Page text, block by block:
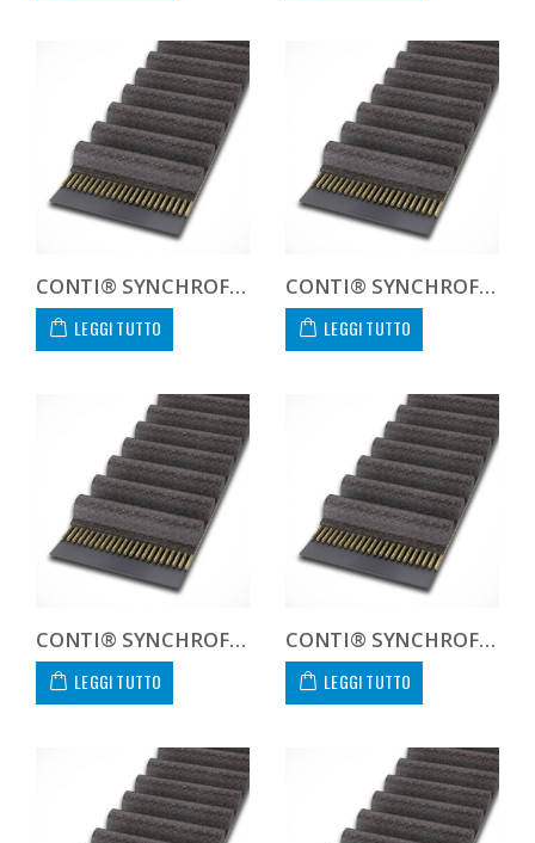
CONTI® SYNCHROFORCE CXA HTD141778115CXA
LEGGI TUTTO
CONTI® SYNCHROFORCE CXA HTD141778170CXA
LEGGI TUTTO
CONTI® SYNCHROFORCE CXA HTD14177840CXA
LEGGI TUTTO
CONTI® SYNCHROFORCE CXA HTD14177855CXA
LEGGI TUTTO